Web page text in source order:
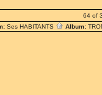
64 of
Ses HABITANTS Album: